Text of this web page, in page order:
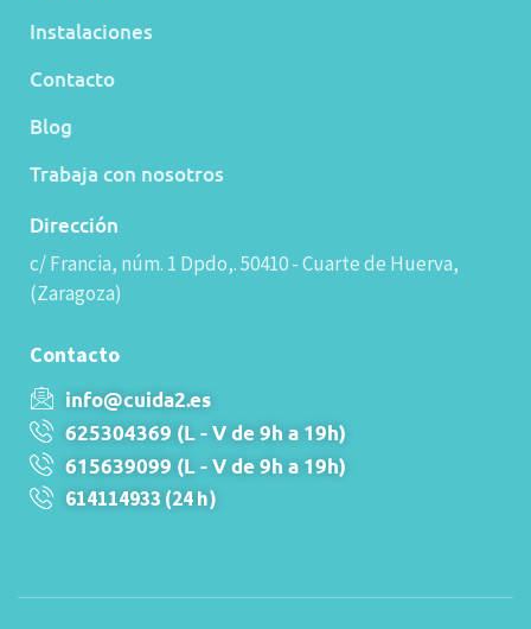
Instalaciones
Contacto
Blog
Trabaja con nosotros
Dirección
c/ Francia, núm. 1 Dpdo,. 50410 - Cuarte de Huerva,
(Zaragoza)
Contacto
info@cuida2.es
625304369 (L - V de 9h a 19h)
615639099 (L - V de 9h a 19h)
614114933 (24 h)